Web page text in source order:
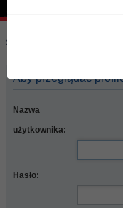
Skocz do:
Aby przeglądać
Nazwa
użytkownika:
Hasło: